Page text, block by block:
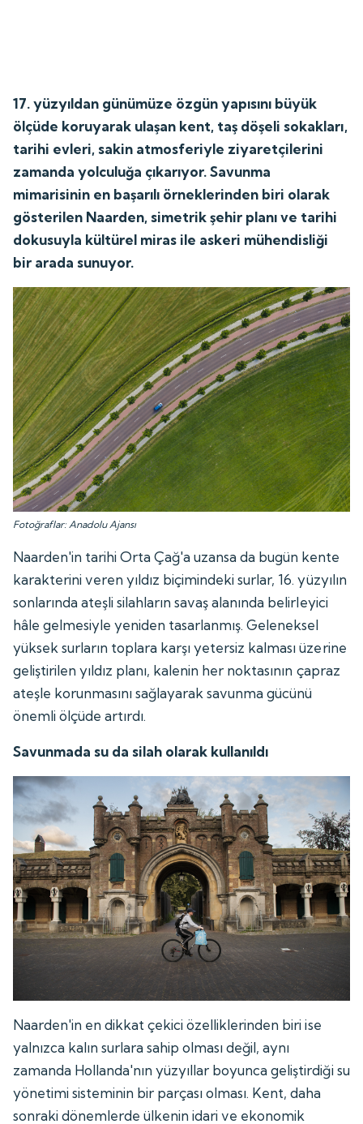
17. yüzyıldan günümüze özgün yapısını büyük
ölçüde koruyarak ulaşan kent, taş döşeli sokakları,
tarihi evleri, sakin atmosferiyle ziyaretçilerini
zamanda yolculuğa çıkarıyor. Savunma
mimarisinin en başarılı örneklerinden biri olarak
gösterilen Naarden, simetrik şehir planı ve tarihi
dokusuyla kültürel miras ile askeri mühendisliği
bir arada sunuyor.
Fotoğraflar: Anadolu Ajansı
Naarden'in tarihi Orta Çağ'a uzansa da bugün kente
karakterini veren yıldız biçimindeki surlar, 16. yüzyılın
sonlarında ateşli silahların savaş alanında belirleyici
hâle gelmesiyle yeniden tasarlanmış. Geleneksel
yüksek surların toplara karşı yetersiz kalması üzerine
geliştirilen yıldız planı, kalenin her noktasının çapraz
ateşle korunmasını sağlayarak savunma gücünü
önemli ölçüde artırdı.
Savunmada su da silah olarak kullanıldı
Naarden'in en dikkat çekici özelliklerinden biri ise
yalnızca kalın surlara sahip olması değil, aynı
zamanda Hollanda'nın yüzyıllar boyunca geliştirdiği su
yönetimi sisteminin bir parçası olması. Kent, daha
sonraki dönemlerde ülkenin idari ve ekonomik